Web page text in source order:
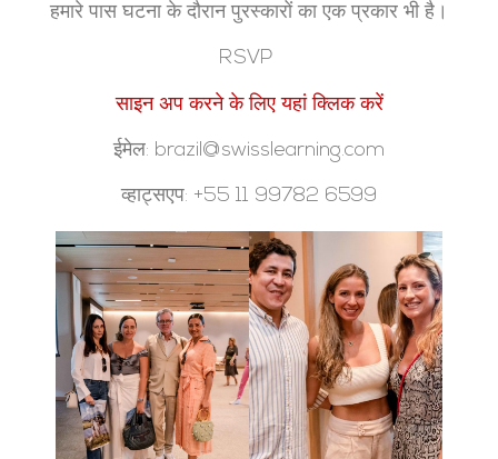
हमारे पास घटना के दौरान पुरस्कारों का एक प्रकार भी है।
RSVP
साइन अप करने के लिए यहां क्लिक करें
ईमेल: brazil@swisslearning.com
व्हाट्सएप: +55 11 99782 6599